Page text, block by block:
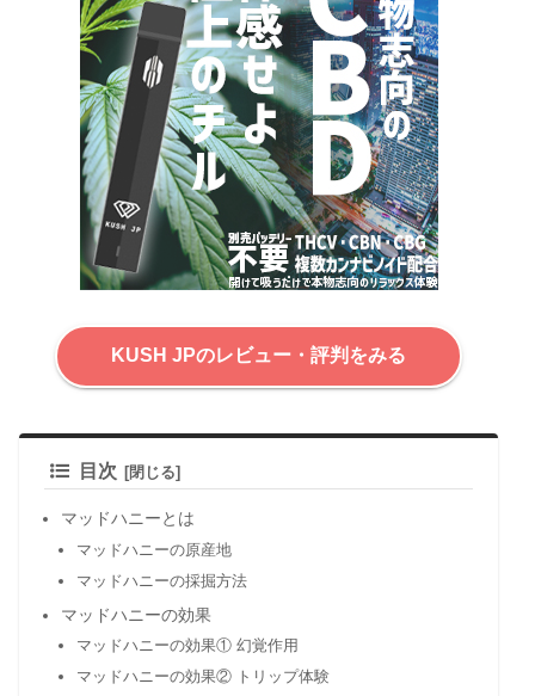
KUSH JPのレビュー・評判をみる
目次
マッドハニーとは
マッドハニーの原産地
マッドハニーの採掘方法
マッドハニーの効果
マッドハニーの効果① 幻覚作用
マッドハニーの効果② トリップ体験